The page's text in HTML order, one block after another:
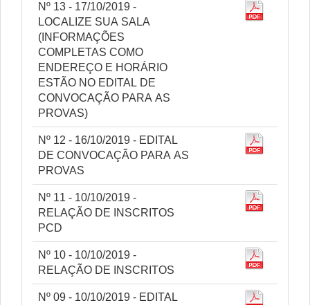
Nº 13 - 17/10/2019 -
LOCALIZE SUA SALA
(INFORMAÇÕES
COMPLETAS COMO
ENDEREÇO E HORÁRIO
ESTÃO NO EDITAL DE
CONVOCAÇÃO PARA AS
PROVAS)
Nº 12 - 16/10/2019 - EDITAL
DE CONVOCAÇÃO PARA AS
PROVAS
Nº 11 - 10/10/2019 -
RELAÇÃO DE INSCRITOS
PCD
Nº 10 - 10/10/2019 -
RELAÇÃO DE INSCRITOS
Nº 09 - 10/10/2019 - EDITAL